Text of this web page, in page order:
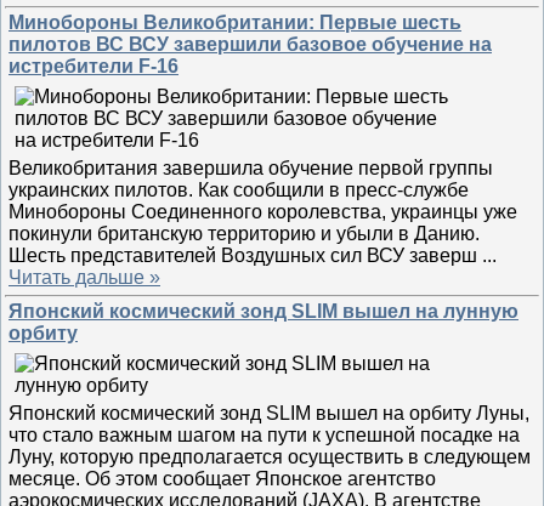
Минобороны Великобритании: Первые шесть
пилотов ВС ВСУ завершили базовое обучение на
истребители F-16
Великобритания завершила обучение первой группы
украинских пилотов. Как сообщили в пресс-службе
Минобороны Соединенного королевства, украинцы уже
покинули британскую территорию и убыли в Данию.
Шесть представителей Воздушных сил ВСУ заверш ...
Читать дальше »
Японский космический зонд SLIM вышел на лунную
орбиту
Японский космический зонд SLIM вышел на орбиту Луны,
что стало важным шагом на пути к успешной посадке на
Луну, которую предполагается осуществить в следующем
месяце. Об этом сообщает Японское агентство
аэрокосмических исследований (JAXA). В агентстве